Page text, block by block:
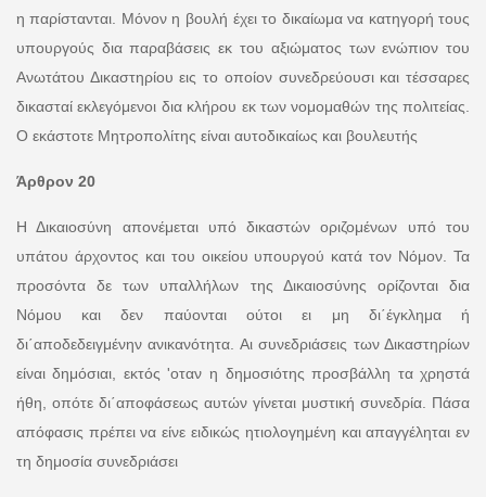
η παρίστανται. Μόνον η βουλή έχει το δικαίωμα να κατηγορή τους
υπουργούς δια παραβάσεις εκ του αξιώματος των ενώπιον του
Ανωτάτου Δικαστηρίου εις το οποίον συνεδρεύουσι και τέσσαρες
δικασταί εκλεγόμενοι δια κλήρου εκ των νομομαθών της πολιτείας.
Ο εκάστοτε Μητροπολίτης είναι αυτοδικαίως και βουλευτής
Άρθρον 20
Η Δικαιοσύνη απονέμεται υπό δικαστών οριζομένων υπό του
υπάτου άρχοντος και του οικείου υπουργού κατά τον Νόμον. Τα
προσόντα δε των υπαλλήλων της Δικαιοσύνης ορίζονται δια
Νόμου και δεν παύονται ούτοι ει μη δι΄έγκλημα ή
δι΄αποδεδειγμένην ανικανότητα. Αι συνεδριάσεις των Δικαστηρίων
είναι δημόσιαι, εκτός 'οταν η δημοσιότης προσβάλλη τα χρηστά
ήθη, οπότε δι΄αποφάσεως αυτών γίνεται μυστική συνεδρία. Πάσα
απόφασις πρέπει να είνε ειδικώς ητιολογημένη και απαγγέληται εν
τη δημοσία συνεδριάσει